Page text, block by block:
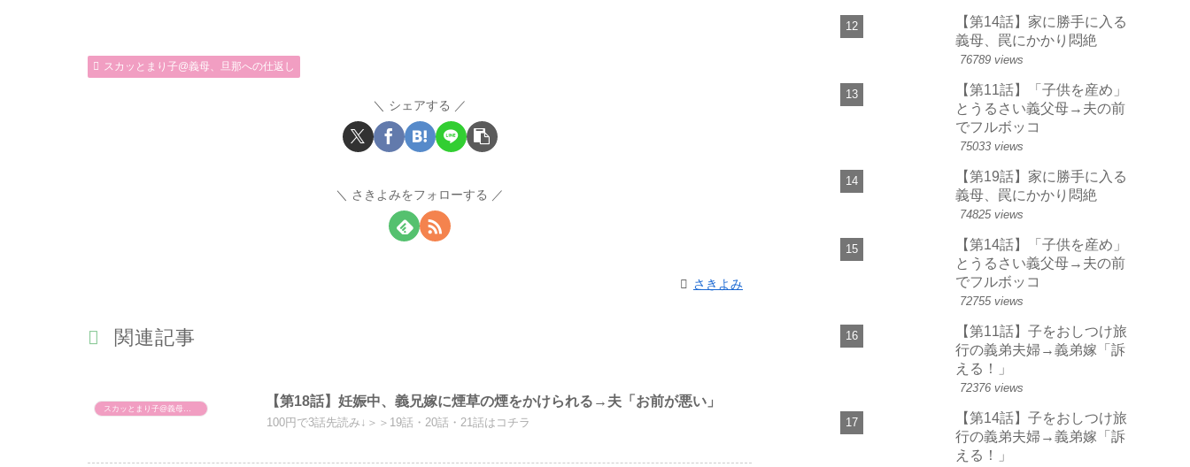
スカッとまり子@義母、旦那への仕返し
シェアする
さきよみをフォローする
さきよみ
関連記事
【第18話】妊娠中、義兄嫁に煙草の煙をかけられる→夫「お前が悪い」
100円で3話先読み↓＞＞19話・20話・21話はコチラ
【第14話】家に勝手に入る
義母、罠にかかり悶絶
76789 views
【第11話】「子供を産め」
とうるさい義父母→夫の前
でフルボッコ
75033 views
【第19話】家に勝手に入る
義母、罠にかかり悶絶
74825 views
【第14話】「子供を産め」
とうるさい義父母→夫の前
でフルボッコ
72755 views
【第11話】子をおしつけ旅
行の義弟夫婦→義弟嫁「訴
える！」
72376 views
【第14話】子をおしつけ旅
行の義弟夫婦→義弟嫁「訴
える！」